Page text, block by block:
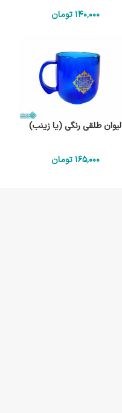
140٬000 تومان
لیوان طلقی رنگی (یا زینب)
165٬000 تومان